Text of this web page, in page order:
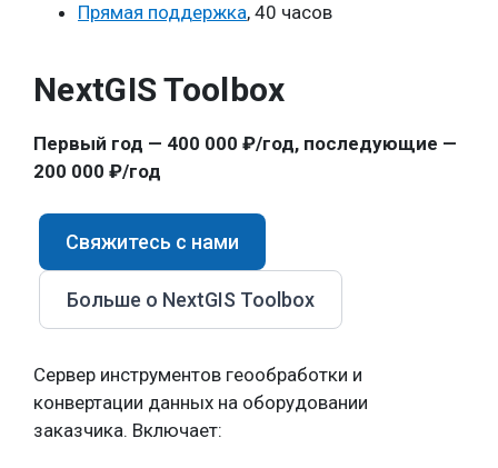
Прямая поддержка, 40 часов
NextGIS Toolbox
Первый год — 400 000 ₽/год, последующие —
200 000 ₽/год
Свяжитесь с нами
Больше о NextGIS Toolbox
Сервер инструментов геообработки и
конвертации данных на оборудовании
заказчика. Включает: